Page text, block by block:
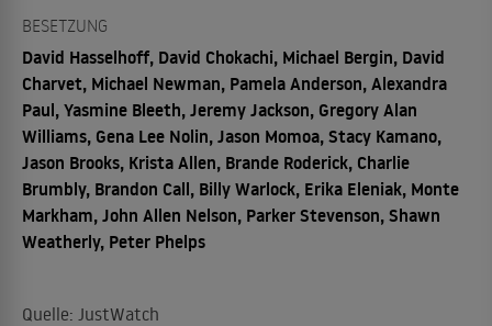
BESETZUNG
David Hasselhoff, David Chokachi, Michael Bergin, David
Charvet, Michael Newman, Pamela Anderson, Alexandra
Paul, Yasmine Bleeth, Jeremy Jackson, Gregory Alan
Williams, Gena Lee Nolin, Jason Momoa, Stacy Kamano,
Jason Brooks, Krista Allen, Brande Roderick, Charlie
Brumbly, Brandon Call, Billy Warlock, Erika Eleniak, Monte
Markham, John Allen Nelson, Parker Stevenson, Shawn
Weatherly, Peter Phelps
Quelle: JustWatch